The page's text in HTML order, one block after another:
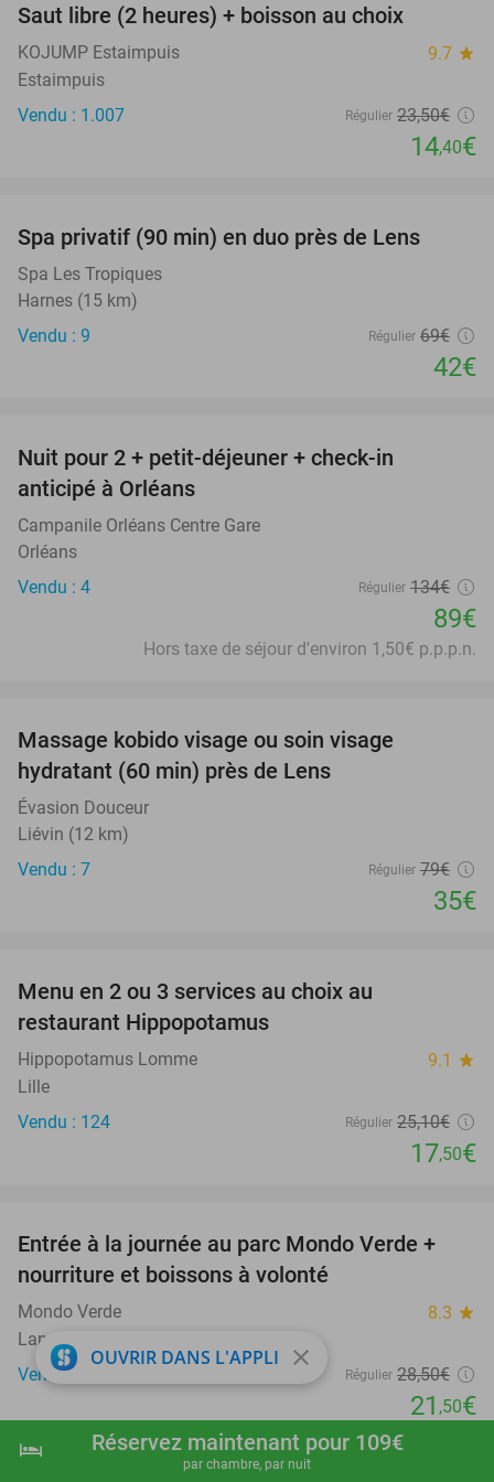
shopping_cart Réserver maintenant
hotel Réservez maintenant pour 109€
par chambre, par nuit
Saut libre (2 heures) + boisson au choix
KOJUMP Estaimpuis 9.7 star
Estaimpuis
Vendu : 1.007
Régulier 23,50€
14,40€
Spa privatif (90 min) en duo près de Lens
Spa Les Tropiques
Harnes (15 km)
Vendu : 9
Régulier 69€
42€
Nuit pour 2 + petit-déjeuner + check-in
anticipé à Orléans
Campanile Orléans Centre Gare
Orléans
Vendu : 4
Régulier 134€
89€
Hors taxe de séjour d'environ 1,50€ p.p.p.n.
Massage kobido visage ou soin visage
hydratant (60 min) près de Lens
Évasion Douceur
Liévin (12 km)
Vendu : 7
Régulier 79€
35€
Menu en 2 ou 3 services au choix au
restaurant Hippopotamus
Hippopotamus Lomme 9.1 star
Lille
Vendu : 124
Régulier 25,10€
17,50€
25%
Entrée à la journée au parc Mondo Verde +
nourriture et boissons à volonté
Mondo Verde 8.3 star
Landgraaf
Vendu : 33.128
Régulier 28,50€
21 ,50€
OUVRIR DANS L'APPLI close